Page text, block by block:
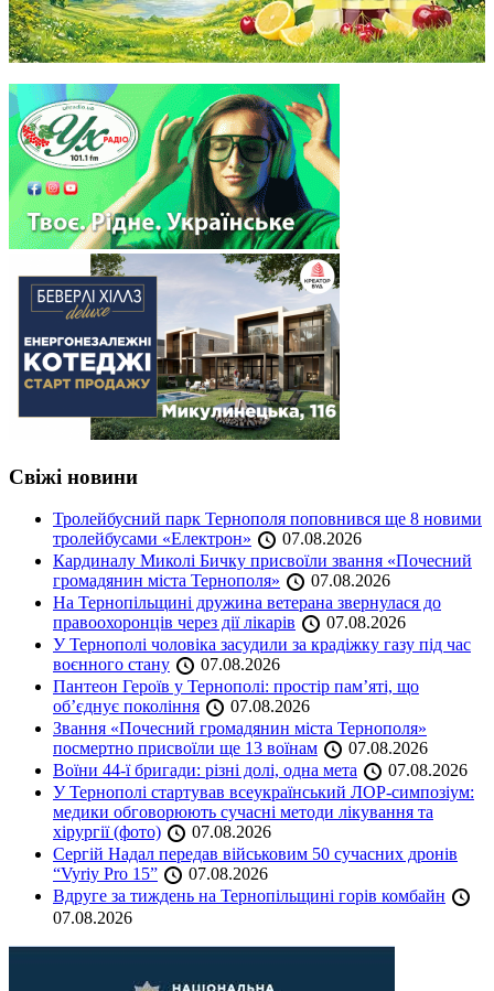
Свіжі новини
Тролейбусний парк Тернополя поповнився ще 8 новими
тролейбусами «Електрон»
07.08.2026
Кардиналу Миколі Бичку присвоїли звання «Почесний
громадянин міста Тернополя»
07.08.2026
На Тернопільщині дружина ветерана звернулася до
правоохоронців через дії лікарів
07.08.2026
У Тернополі чоловіка засудили за крадіжку газу під час
воєнного стану
07.08.2026
Пантеон Героїв у Тернополі: простір пам’яті, що
об’єднує покоління
07.08.2026
Звання «Почесний громадянин міста Тернополя»
посмертно присвоїли ще 13 воїнам
07.08.2026
Воїни 44-ї бригади: різні долі, одна мета
07.08.2026
У Тернополі стартував всеукраїнський ЛОР-симпозіум:
медики обговорюють сучасні методи лікування та
хірургії (фото)
07.08.2026
Сергій Надал передав військовим 50 сучасних дронів
“Vyriy Pro 15”
07.08.2026
Вдруге за тиждень на Тернопільщині горів комбайн
07.08.2026